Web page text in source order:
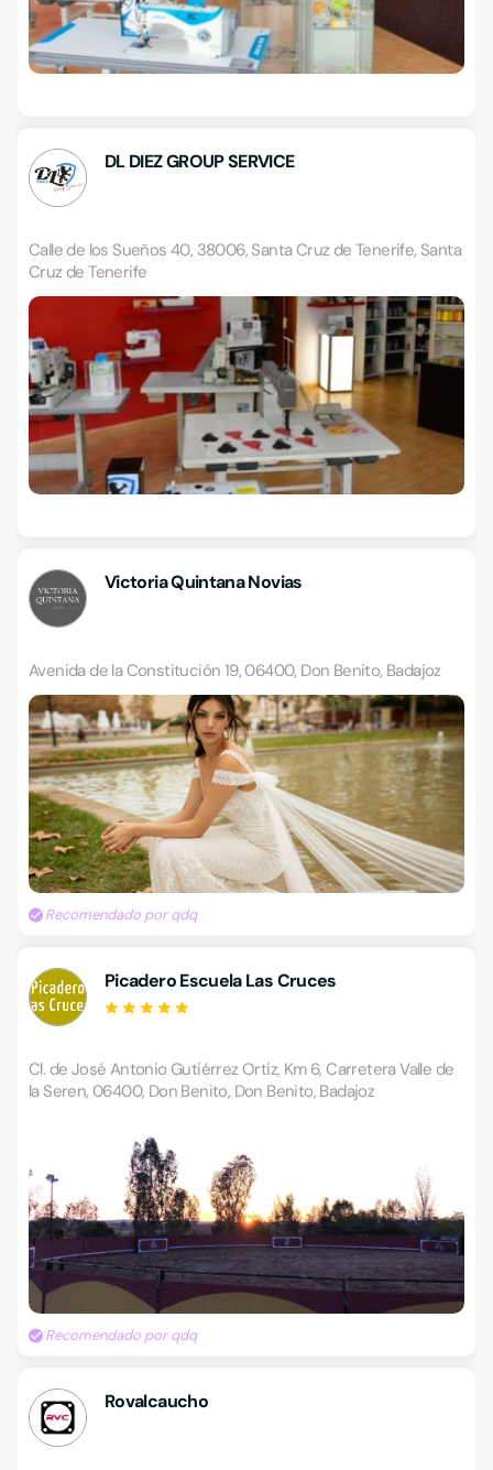
DL DIEZ GROUP SERVICE
Calle de los Sueños 40, 38006, Santa Cruz de Tenerife, Santa
Cruz de Tenerife
Victoria Quintana Novias
Avenida de la Constitución 19, 06400, Don Benito, Badajoz
Recomendado por qdq
Picadero Escuela Las Cruces
Cl. de José Antonio Gutiérrez Ortiz, Km 6, Carretera Valle de
la Seren, 06400, Don Benito, Don Benito, Badajoz
Recomendado por qdq
Rovalcaucho